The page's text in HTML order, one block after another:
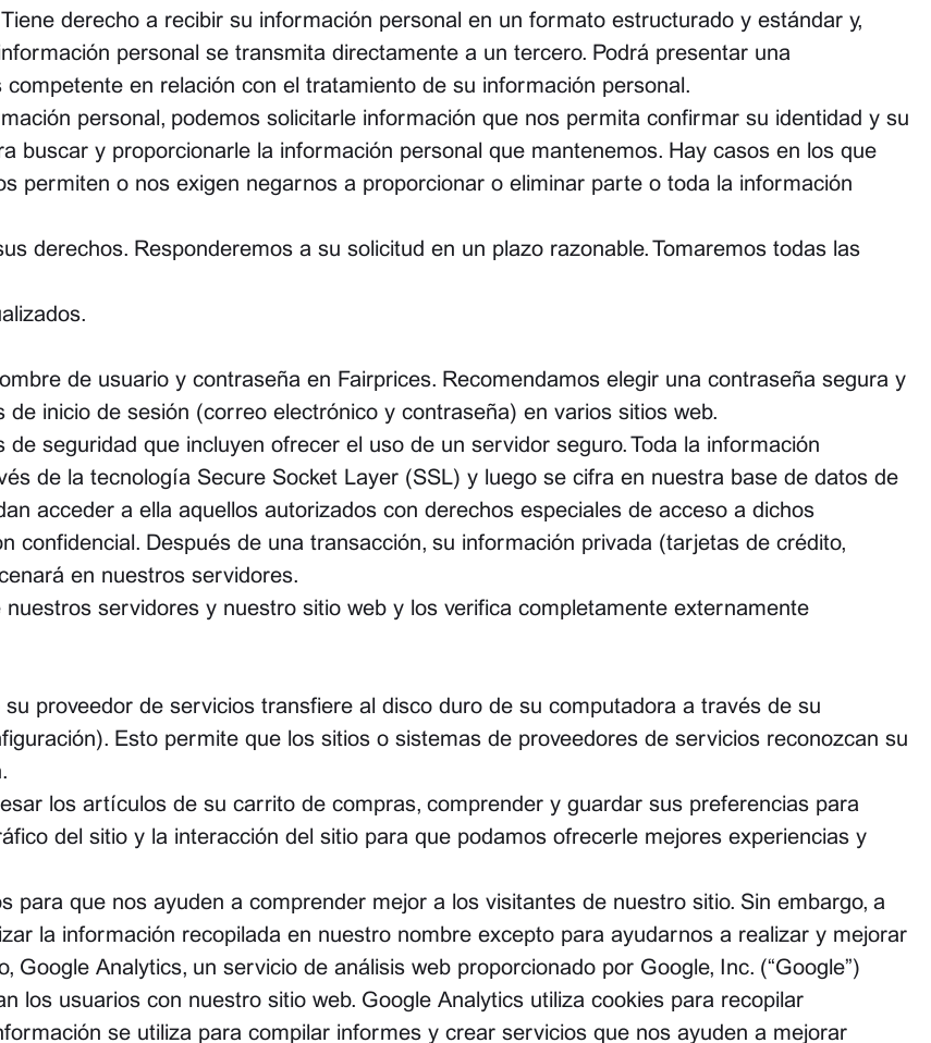
derecho a recibir su información personal en un formato estructurado y estándar y,
personal se transmita directamente a un tercero. Podrá presentar una
en relación con el tratamiento de su información personal.
personal, podemos solicitarle información que nos permita confirmar su identidad y su
buscar y proporcionarle la información personal que mantenemos. Hay casos en los que
permiten o nos exigen negarnos a proporcionar o eliminar parte o toda la información
derechos. Responderemos a su solicitud en un plazo razonable. Tomaremos todas las
de usuario y contraseña en Fairprices. Recomendamos elegir una contraseña segura y
inicio de sesión (correo electrónico y contraseña) en varios sitios web.
seguridad que incluyen ofrecer el uso de un servidor seguro. Toda la información
de la tecnología Secure Socket Layer (SSL) y luego se cifra en nuestra base de datos de
acceder a ella aquellos autorizados con derechos especiales de acceso a dichos
confidencial. Después de una transacción, su información privada (tarjetas de crédito,
en nuestros servidores.
servidores y nuestro sitio web y los verifica completamente externamente
proveedor de servicios transfiere al disco duro de su computadora a través de su
Esto permite que los sitios o sistemas de proveedores de servicios reconozcan su
los artículos de su carrito de compras, comprender y guardar sus preferencias para
del sitio y la interacción del sitio para que podamos ofrecerle mejores experiencias y
para que nos ayuden a comprender mejor a los visitantes de nuestro sitio. Sin embargo, a
la información recopilada en nuestro nombre excepto para ayudarnos a realizar y mejorar
Google Analytics, un servicio de análisis web proporcionado por Google, Inc. (“Google”)
los usuarios con nuestro sitio web. Google Analytics utiliza cookies para recopilar
se utiliza para compilar informes y crear servicios que nos ayuden a mejorar